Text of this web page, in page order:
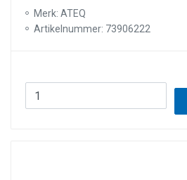
Merk: ATEQ
Artikelnummer: 73906222